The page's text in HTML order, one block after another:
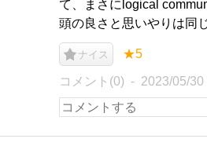
て、まさにlogical
頭の良さと思いやりは同
ナイス ★5
コメント(0) 2023/05/30